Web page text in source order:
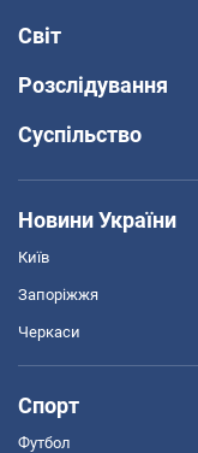
Світ
Розслідування
Суспільство
Новини України
Київ
Запоріжжя
Черкаси
Спорт
Футбол